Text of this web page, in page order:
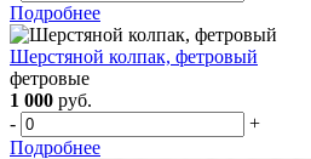
Подробнее
Шерстяной колпак, фетровый
фетровые
1 000 руб.
-
+
Подробнее